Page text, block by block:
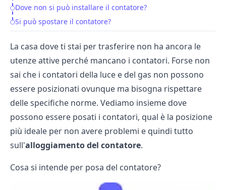
Dove non si può installare il contatore?
Si può spostare il contatore?
La casa dove ti stai per trasferire non ha ancora le
utenze attive perché mancano i contatori. Forse non
sai che i contatori della luce e del gas non possono
essere posizionati ovunque ma bisogna rispettare
delle specifiche norme. Vediamo insieme dove
possono essere posati i contatori, qual è la posizione
più ideale per non avere problemi e quindi tutto
sull'alloggiamento del contatore.
Cosa si intende per posa del contatore?